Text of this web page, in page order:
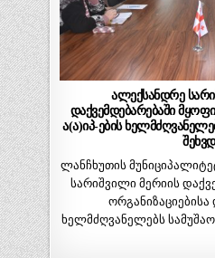
ალექსანდრე
დაქვემდებარებაში
ა(ა)იპ-ების
ლანჩხუთის
სარიშვილი მერიის
ორგანიზაციებისა
ხელმძღვანელებს